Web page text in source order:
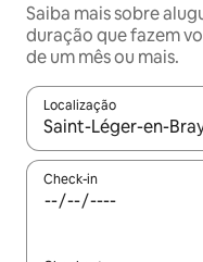
Saiba mais sobre
duração que fazem
de um mês ou mais.
Localização
Quando os
Check-in